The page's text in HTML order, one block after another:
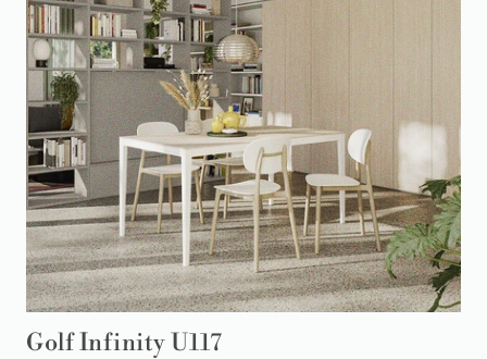
Golf Infinity U117